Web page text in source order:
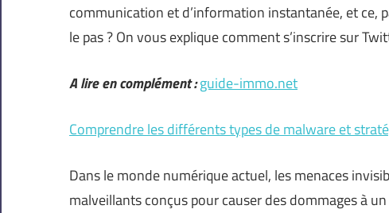
communication et d’information instantanée, et ce,
le pas ? On vous explique comment s’inscrire sur
A lire en complément :guide-immo.net
Comprendre les différents types de malware et
Dans le monde numérique actuel, les menaces
malveillants conçus pour causer des dommages à